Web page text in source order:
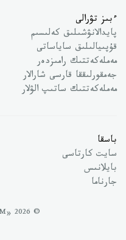
ءبىز تۋرالى
پايدالانۋشىلىق كەلىسىم
قۇپىيالىلىق ساياساتى
مەملەكەتتىك رامىزدەر
جەمقورلىققا قارسى شارالار
مەملەكەتتىك ساتىپ الۋلار
باسقا
سايت كارتاسى
بايلانىس
جارناما
© 2026 «KAZINFORM» حاق